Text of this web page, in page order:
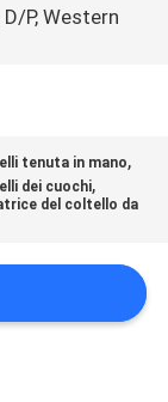
P, Western
tenuta in mano,
dei cuochi,
del coltello da